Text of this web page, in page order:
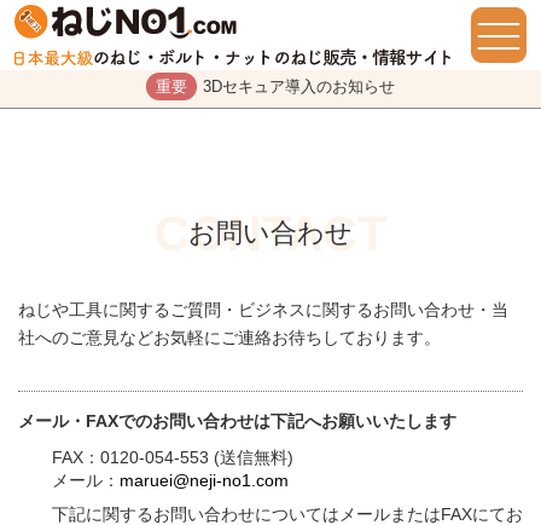
重要 3Dセキュア導入のお知らせ
お問い合わせ
ねじや工具に関するご質問・ビジネスに関するお問い合わせ・当
社へのご意見などお気軽にご連絡お待ちしております。
メール・FAXでのお問い合わせは下記へお願いいたします
FAX：0120-054-553 (送信無料)
メール： maruei@neji-no1.com
下記に関するお問い合わせについてはメールまたはFAXにてお